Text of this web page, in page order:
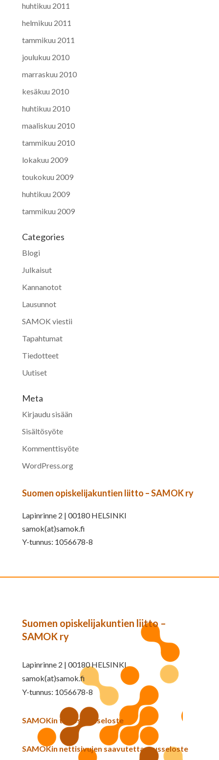
huhtikuu 2011
helmikuu 2011
tammikuu 2011
joulukuu 2010
marraskuu 2010
kesäkuu 2010
huhtikuu 2010
maaliskuu 2010
tammikuu 2010
lokakuu 2009
toukokuu 2009
huhtikuu 2009
tammikuu 2009
Categories
Blogi
Julkaisut
Kannanotot
Lausunnot
SAMOK viestii
Tapahtumat
Tiedotteet
Uutiset
Meta
Kirjaudu sisään
Sisältösyöte
Kommenttisyöte
WordPress.org
Suomen opiskelijakuntien liitto – SAMOK ry
Lapinrinne 2 | 00180 HELSINKI
samok(at)samok.fi
Y-tunnus: 1056678-8
Suomen opiskelijakuntien liitto –
SAMOK ry
Lapinrinne 2 | 00180 HELSINKI
samok(at)samok.fi
Y-tunnus: 1056678-8
SAMOKin tietosuojaseloste
SAMOKin nettisivujen saavutettavuusseloste